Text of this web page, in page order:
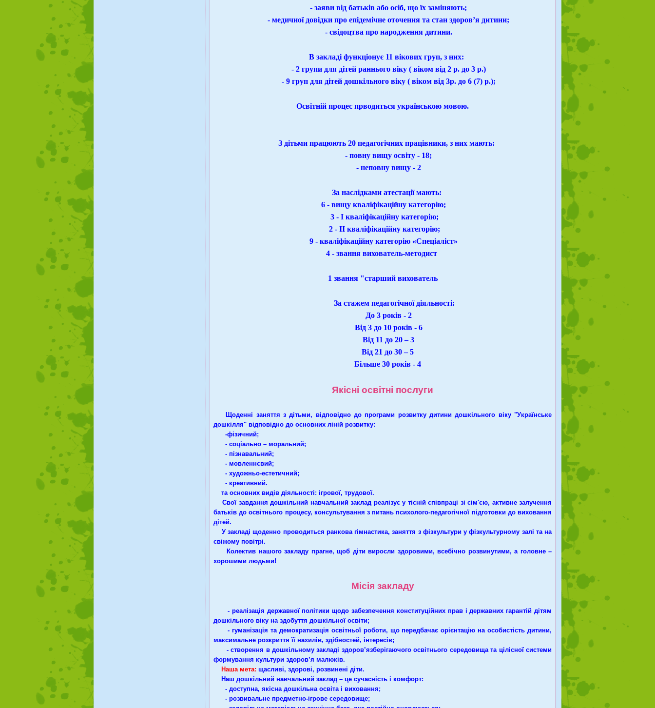
- заяви від батьків або осіб, що їх заміняють;
- медичної довідки про епідемічне оточення та стан здоров’я дитини;
- свідоцтва про народження дитини.
В закладі функціонує 11 вікових груп, з них:
- 2 групи для дітей раннього віку ( віком від 2 р. до 3 р.)
- 9 груп для дітей дошкільного віку ( віком від 3р. до 6 (7) р.);
Освітній процес прводиться українською мовою.
З дітьми працюють 20 педагогічних працівники, з них мають:
- повну вищу освіту - 18;
- неповну вищу - 2
За наслідками атестації мають:
6 - вищу кваліфікаційну категорію;
3 - І кваліфікаційну категорію;
2 - ІІ кваліфікаційну категорію;
9 - кваліфікаційну категорію «Спеціаліст»
4 - звання вихователь-методист
1 звання "старший вихователь
За стажем педагогічної діяльності:
До 3 років - 2
Від 3 до 10 років - 6
Від 11 до 20 – 3
Від 21 до 30 – 5
Більше 30 років - 4
Якісні освітні послуги
Щоденні заняття з дітьми, відповідно до програми розвитку дитини дошкільного віку "Українське
дошкілля" відповідно до основних ліній розвитку:
-фізичний;
- соціально – моральний;
- пізнавальний;
- мовленнєвий;
- художньо-естетичний;
- креативний.
та основних видів діяльності: ігрової, трудової.
Свої завдання дошкільний навчальний заклад реалізує у тісній співпраці зі сім'єю, активне залучення
батьків до освітнього процесу, консультування з питань психолого-педагогічної підготовки до виховання
дітей.
У закладі щоденно проводиться ранкова гімнастика, заняття з фізкультури у фізкультурному залі та на
свіжому повітрі.
Колектив нашого закладу прагне, щоб діти виросли здоровими, всебічно розвинутими, а головне –
хорошими людьми!
Місія закладу
- реалізація державної політики щодо забезпечення конституційних прав і державних гарантій дітям
дошкільного віку на здобуття дошкільної освіти;
- гуманізація та демократизація освітньої роботи, що передбачає орієнтацію на особистість дитини,
максимальне розкриття її нахилів, здібностей, інтересів;
- створення в дошкільному закладі здоров’язберігаючого освітнього середовища та цілісної системи
формування культури здоров’я малюків.
Наша мета: щасливі, здорові, розвинені діти.
Наш дошкільний навчальний заклад – це сучасність і комфорт:
- доступна, якісна дошкільна освіта і виховання;
- розвивальне предметно-ігрове середовище;